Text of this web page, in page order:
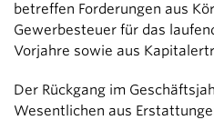
betreffen Forderungen aus
Gewerbesteuer für das
Vorjahre sowie aus
Der Rückgang im
Wesentlichen aus